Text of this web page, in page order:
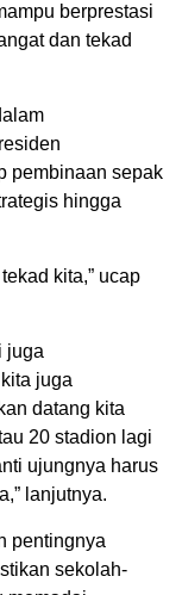
berprestasi
dan tekad
pembinaan sepak
hingga
kita,” ucap
juga
juga
datang kita
20 stadion lagi
ujungnya harus
lanjutnya.
pentingnya
sekolah-